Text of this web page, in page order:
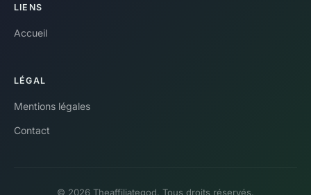
LIENS
Accueil
LÉGAL
Mentions légales
Contact
© 2026 Theaffiliategod. Tous droits réservés.